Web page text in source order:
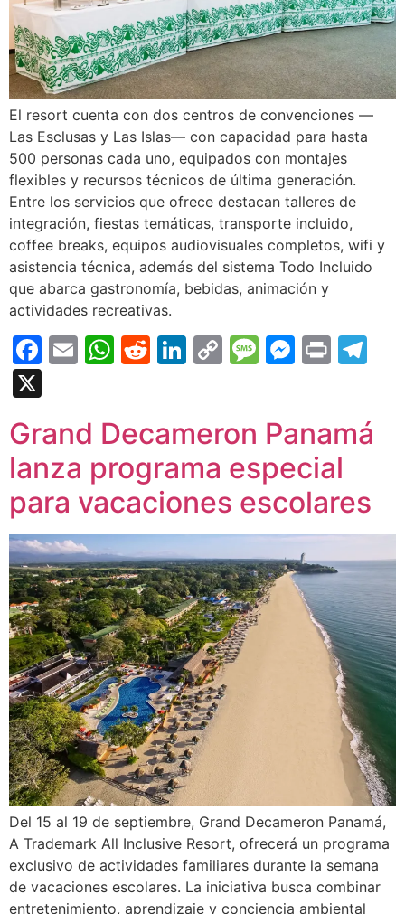
El resort cuenta con dos centros de convenciones —
Las Esclusas y Las Islas— con capacidad para hasta
500 personas cada uno, equipados con montajes
flexibles y recursos técnicos de última generación.
Entre los servicios que ofrece destacan talleres de
integración, fiestas temáticas, transporte incluido,
coffee breaks, equipos audiovisuales completos, wifi y
asistencia técnica, además del sistema Todo Incluido
que abarca gastronomía, bebidas, animación y
actividades recreativas.
Facebook
EmailWhatsApp
Reddit
LinkedIn
CopyMessage
Print
Grand Decameron Panamá
lanza programa especial
para vacaciones escolares
Del 15 al 19 de septiembre, Grand Decameron Panamá,
A Trademark All Inclusive Resort, ofrecerá un programa
exclusivo de actividades familiares durante la semana
de vacaciones escolares. La iniciativa busca combinar
entretenimiento, aprendizaje y conciencia ambiental